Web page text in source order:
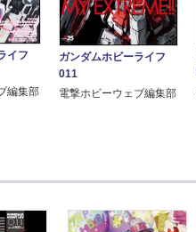
イフ
編集部
ガンダムホビーライフ
011
電撃ホビーウェブ編集部